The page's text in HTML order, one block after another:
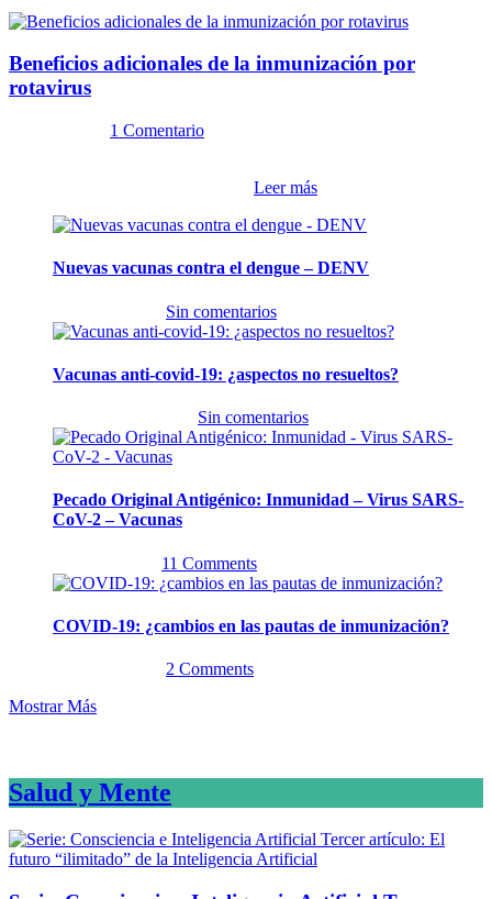
Una vez ampliamente reconocido el valor de avance en el aumento
Nuevas noticias sobre las dietas
estudio realizado por la Universidad de Oxford...
Beneficios adicionales de la inmunización por
rotavirus
1 Comentario
Leer más
Nuevas vacunas contra el dengue – DENV
Sin comentarios
Vacunas anti-covid-19: ¿aspectos no resueltos?
Sin comentarios
Pecado Original Antigénico: Inmunidad – Virus SARS-
CoV-2 – Vacunas
11 Comments
COVID-19: ¿cambios en las pautas de inmunización?
2 Comments
Mostrar Más
Salud y Mente